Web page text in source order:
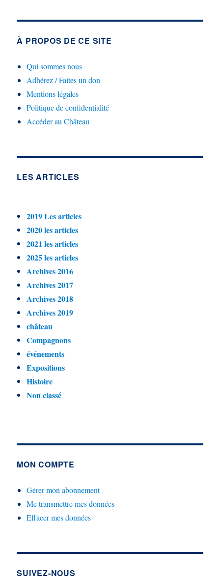
À PROPOS DE CE SITE
Qui sommes nous
Adhérez / Faites un don
Mentions légales
Politique de confidentialité
Accéder au Château
LES ARTICLES
2019 Les articles
2020 les articles
2021 les articles
2025 les articles
Archives 2016
Archives 2017
Archives 2018
Archives 2019
château
Compagnons
événements
Expositions
Histoire
Non classé
MON COMPTE
Gérer mon abonnement
Me transmettre mes données
Effacer mes données
SUIVEZ-NOUS